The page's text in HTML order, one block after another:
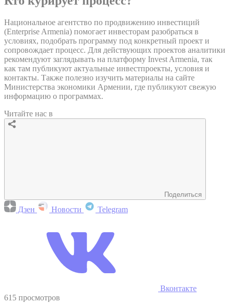
Национальное агентство по продвижению инвестиций
(Enterprise Armenia) помогает инвесторам разобраться в
условиях, подобрать программу под конкретный проект и
сопровождает процесс. Для действующих проектов аналитики
рекомендуют заглядывать на платформу Invest Armenia, так
как там публикуют актуальные инвестпроекты, условия и
контакты. Также полезно изучить материалы на сайте
Министерства экономики Армении, где публикуют свежую
информацию о программах.
Читайте нас в
Поделиться
Дзен Новости Telegram
Вконтакте
615 просмотров